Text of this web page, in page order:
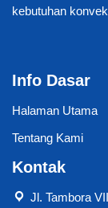
kebutuhan
Info Dasar
Halaman Utama
Tentang Kami
Kontak
Jl. Tambora